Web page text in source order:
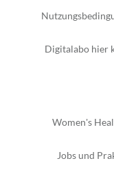
Digitalabo hier
Women's
Jobs und